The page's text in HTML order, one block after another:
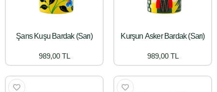
Şans Kuşu Bardak (Sarı)
989,00 TL
Kurşun Asker Bardak (Sarı)
989,00 TL